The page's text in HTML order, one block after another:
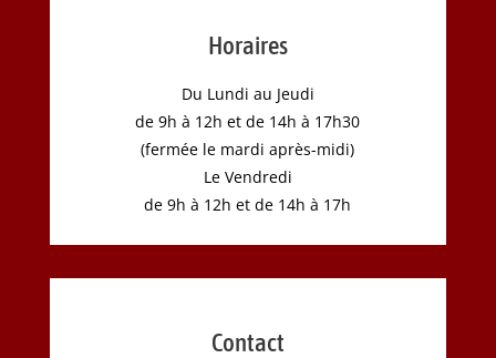
Horaires
Du Lundi au Jeudi
de 9h à 12h et de 14h à 17h30
(fermée le mardi après-midi)
Le Vendredi
de 9h à 12h et de 14h à 17h
Contact